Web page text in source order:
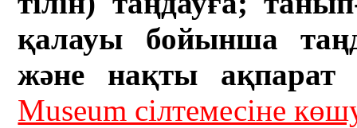
қалауы бойынша
және нақты ақпарат
Museum сілтемесіне